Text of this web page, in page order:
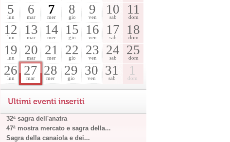
5
lun
6
mar
7
mer
8
gio
9
ven
10
sab
11
dom
12
lun
13
mar
14
mer
15
gio
16
ven
17
sab
18
dom
19
lun
20
mar
21
mer
22
gio
23
ven
24
sab
25
dom
26
lun
27
mar
28
mer
29
gio
30
ven
31
sab
1
dom
Ultimi eventi inseriti
32ª sagra dell'anatra
47ª mostra mercato e sagra della...
Sagra della canaiola e dei...